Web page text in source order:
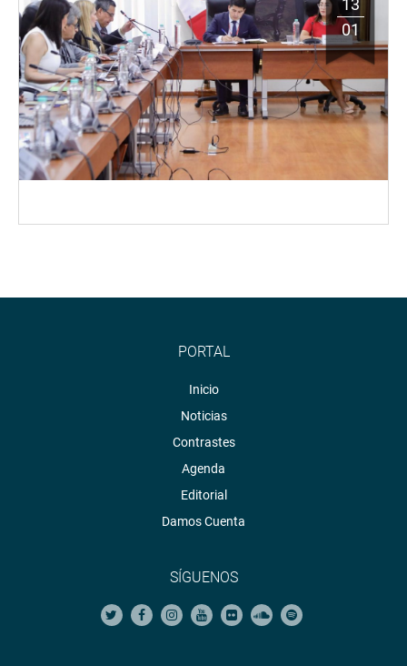
13
01
PORTAL
Inicio
Noticias
Contrastes
Agenda
Editorial
Damos Cuenta
SÍGUENOS